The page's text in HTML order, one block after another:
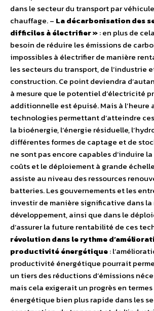
dans le secteur du transport par
chauffage. – La décarbonisation des
difficiles à électrifier »: en plus de
besoin de réduire les émissions de
impossibles à électrifier de manière
les secteurs du transport, de l’industrie
construction. Ce point deviendra
à mesure que le potentiel d’électricité
additionnelle est épuisé. Mais à l’heure
technologies permettant d’atteindre
la bioénergie, l’énergie résiduelle,
différentes formes de captage et de
ne sont pas encore capables d’induire
coûts et le déploiement à grande
assiste au niveau des ressources
batteries. Les gouvernements et les
investir de manière significative dans la
développement, ainsi que dans le
d’assurer la future rentabilité de ces
révolution dans le rythme
productivité énergétique:
productivité énergétique pourrait
un tiers des réductions d’émissions
mais cela exigerait un progrès en
énergétique bien plus rapide dans les